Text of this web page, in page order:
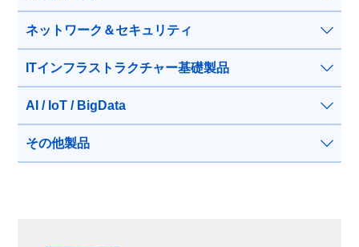
ネットワーク＆セキュリティ
ITインフラストラクチャー基礎製品
AI / IoT / BigData
その他製品